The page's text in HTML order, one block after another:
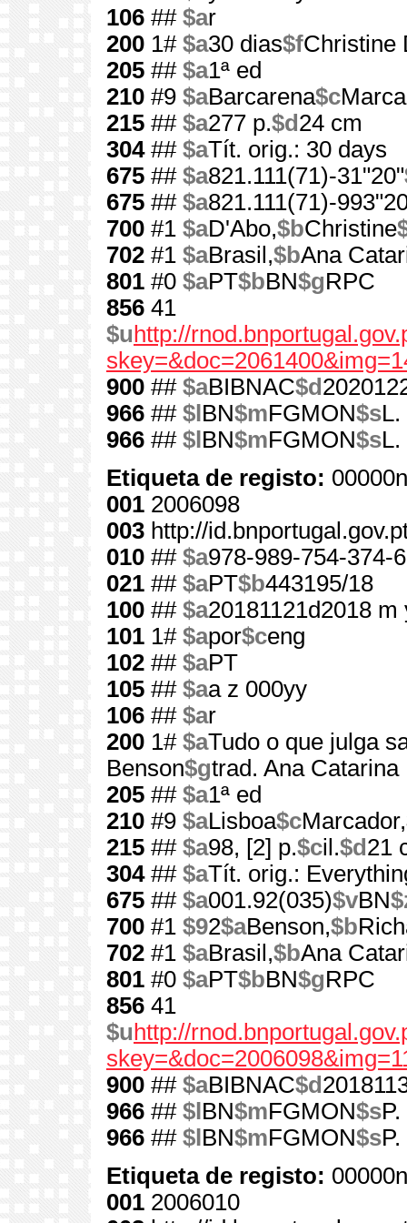
106 ## $ar
200 1# $a30 dias$fChristine
205 ## $a1ª ed
210 #9 $aBarcarena$c
215 ## $a277 p.$d 24 cm
304## $aTít. orig.: 30 days
675 ## $a821.111(71)-31"20"
675 ## $a821.111(71)-
700 #1 $aD'Abo,$bChristine
702 #1 $aBrasil,$bAna
801 #0 $aPT$bBN$gRPC
856 41
$u http://
900 ## $aBIBNAC$d
966 ## $l BN$mFGMON$sL.
966 ## $l BN$mFGMON$sL.
Etiqueta de registo:
001 2006098
003 http://
010 ## $a978-989-754-374-6
021 ## $aPT$b443195/18
100 ## $a20181121d2018
101 1# $apor$ceng
102 ## $aPT
105 ## $aa z 000yy
106 ## $ar
200 1# $aTudo o que julga
Benson$gtrad. Ana Catarina
205 ## $a1ª ed
210 #9 $aLisboa$cMarcador,
215 ## $a98, [2] p.$cil.$d 21
304## $aTít. orig.:
675 ## $a001.92(035)$vBN
700 #1 $92$aBenson,$b
702 #1 $aBrasil,$bAna
801 #0 $aPT$bBN$gRPC
856 41
$u http://
900 ## $aBIBNAC$d
966 ## $l BN$mFGMON$s
966 ## $l BN$mFGMON$s
Etiqueta de registo:
001 2006010